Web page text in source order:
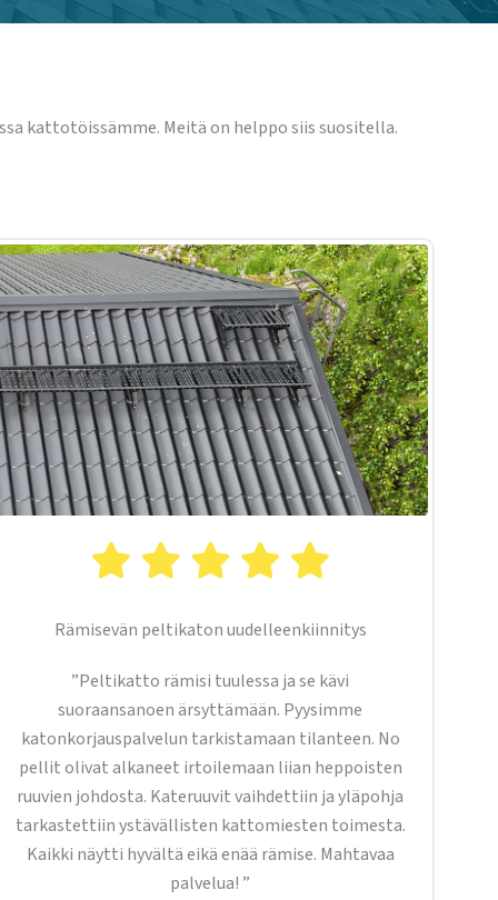
kattotöissämme. Meitä on helppo siis suositella.
Rämisevän peltikaton uudelleenkiinnitys
”Peltikatto rämisi tuulessa ja se kävi
suoraansanoen ärsyttämään. Pyysimme
katonkorjauspalvelun tarkistamaan tilanteen. No
pellit olivat alkaneet irtoilemaan liian heppoisten
ruuvien johdosta. Kateruuvit vaihdettiin ja yläpohja
tarkastettiin ystävällisten kattomiesten toimesta.
Kaikki näytti hyvältä eikä enää rämise. Mahtavaa
palvelua! ”